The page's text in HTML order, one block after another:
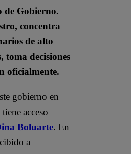
de Gobierno.
concentra
de alto
toma decisiones
oficialmente.
gobierno en
acceso
Boluarte. En
a